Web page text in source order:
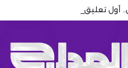
تعليق بعد نهاية مسلسل رحيله